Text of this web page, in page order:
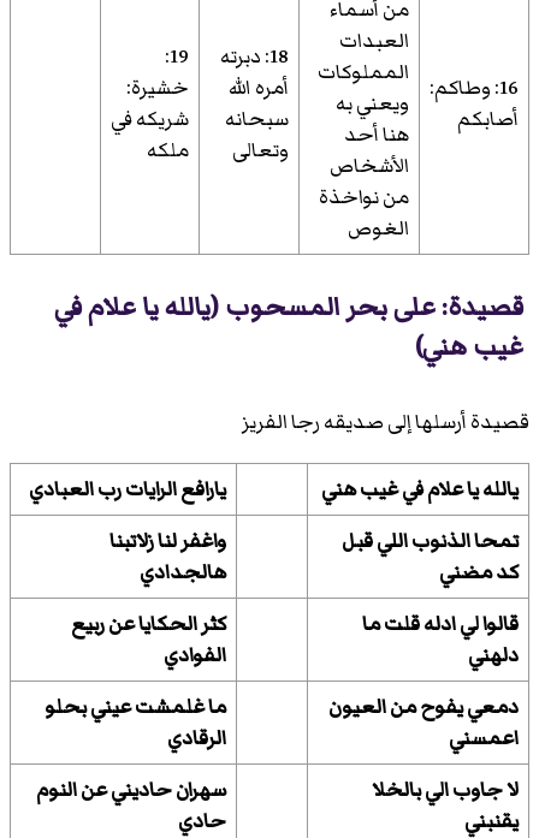
16: وطاكم:
أصابكم
من أسماء
العبدات
المملوكات
ويعني به
هنا أحد
الأشخاص
من نواخذة
الغوص
18: دبرته
أمره الله
سبحانه
وتعالى
19:
خشيرة:
شريكه في
ملكه
قصيدة: على بحر المسحوب (يالله يا علام في
غيب هني)
قصيدة أرسلها إلى صديقه رجا الفريز
يالله يا علام في غيب هني
يارافع الرايات رب العبادي
تمحا الذنوب اللي قبل
كد مضني
واغفر لنا زلاتبنا
هالجدادي
قالوا لي ادله قلت ما
دلهني
كثر الحكايا عن ربيع
الفوادي
دمعي يفوح من العيون
اعمسني
ما غلمشت عيني بحلو
الرقادي
لا جاوب الي بالخلا
يقنبني
سهران حاديني عن النوم
حادي